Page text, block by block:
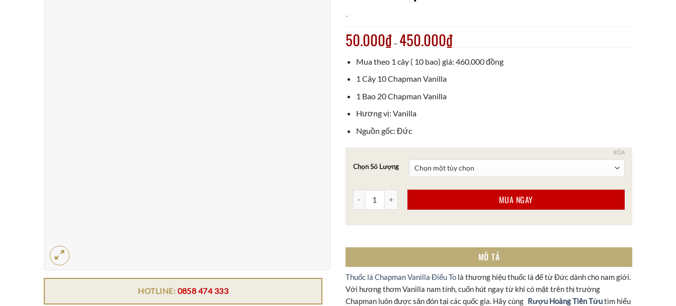
HOTLINE: 0858 474 333
-
50.000₫ – 450.000₫
Mua theo 1 cây ( 10 bao) giá: 460.000 đồng
1 Cây 10 Chapman Vanilla
1 Bao 20 Chapman Vanilla
Hương vị: Vanilla
Nguồn gốc: Đức
Chọn Số Lượng
XÓA
MUA NGAY
MÔ TẢ
Thuốc lá Chapman Vanilla Điếu To là thương hiệu thuốc lá đế từ Đức dành cho nam giới.
Với hương thơm Vanilla nam tính, cuốn hút ngay từ khi có mặt trên thị trường
Chapman luôn được săn đón tại các quốc gia. Hãy cùng Rượu Hoàng Tiên Tửutìm hiểu